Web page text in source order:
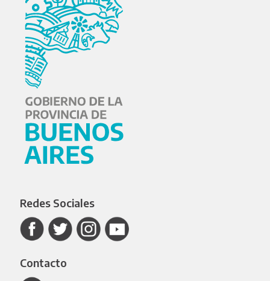
Redes Sociales
Contacto